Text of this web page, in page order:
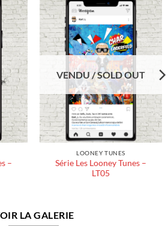
–
VENDU / SOLD OUT
LOONEY TUNES
Série Les Looney Tunes –
LT05
LA GALERIE